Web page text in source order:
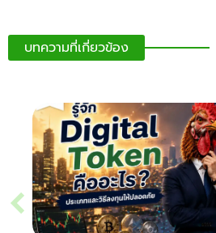
บทความที่เกี่ยวข้อง